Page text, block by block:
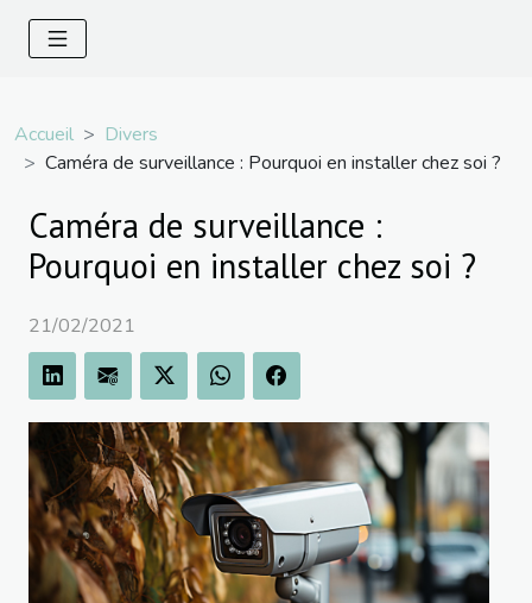
Accueil
Divers
Caméra de surveillance : Pourquoi en installer chez soi ?
Caméra de surveillance :
Pourquoi en installer chez soi ?
21/02/2021